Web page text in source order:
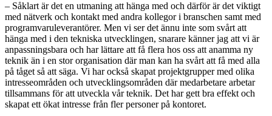
– Såklart är det en utmaning att hänga med och därför är det viktigt
med nätverk och kontakt med andra kollegor i branschen samt med
programvaruleverantörer. Men vi ser det ännu inte som svårt att
hänga med i den tekniska utvecklingen, snarare känner jag att vi är
anpassningsbara och har lättare att få flera hos oss att anamma ny
teknik än i en stor organisation där man kan ha svårt att få med alla
på tåget så att säga. Vi har också skapat projektgrupper med olika
intresseområden och utvecklingsområden där medarbetare arbetar
tillsammans för att utveckla vår teknik. Det har gett bra effekt och
skapat ett ökat intresse från fler personer på kontoret.